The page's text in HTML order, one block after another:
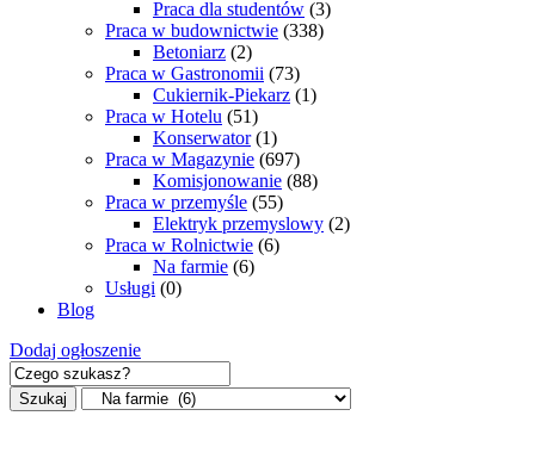
Praca dla studentów (3)
Praca w budownictwie (338)
Betoniarz (2)
Praca w Gastronomii (73)
Cukiernik-Piekarz (1)
Praca w Hotelu (51)
Konserwator (1)
Praca w Magazynie (697)
Komisjonowanie (88)
Praca w przemyśle (55)
Elektryk przemyslowy (2)
Praca w Rolnictwie (6)
Na farmie (6)
Usługi (0)
Blog
Dodaj ogłoszenie
Szukaj